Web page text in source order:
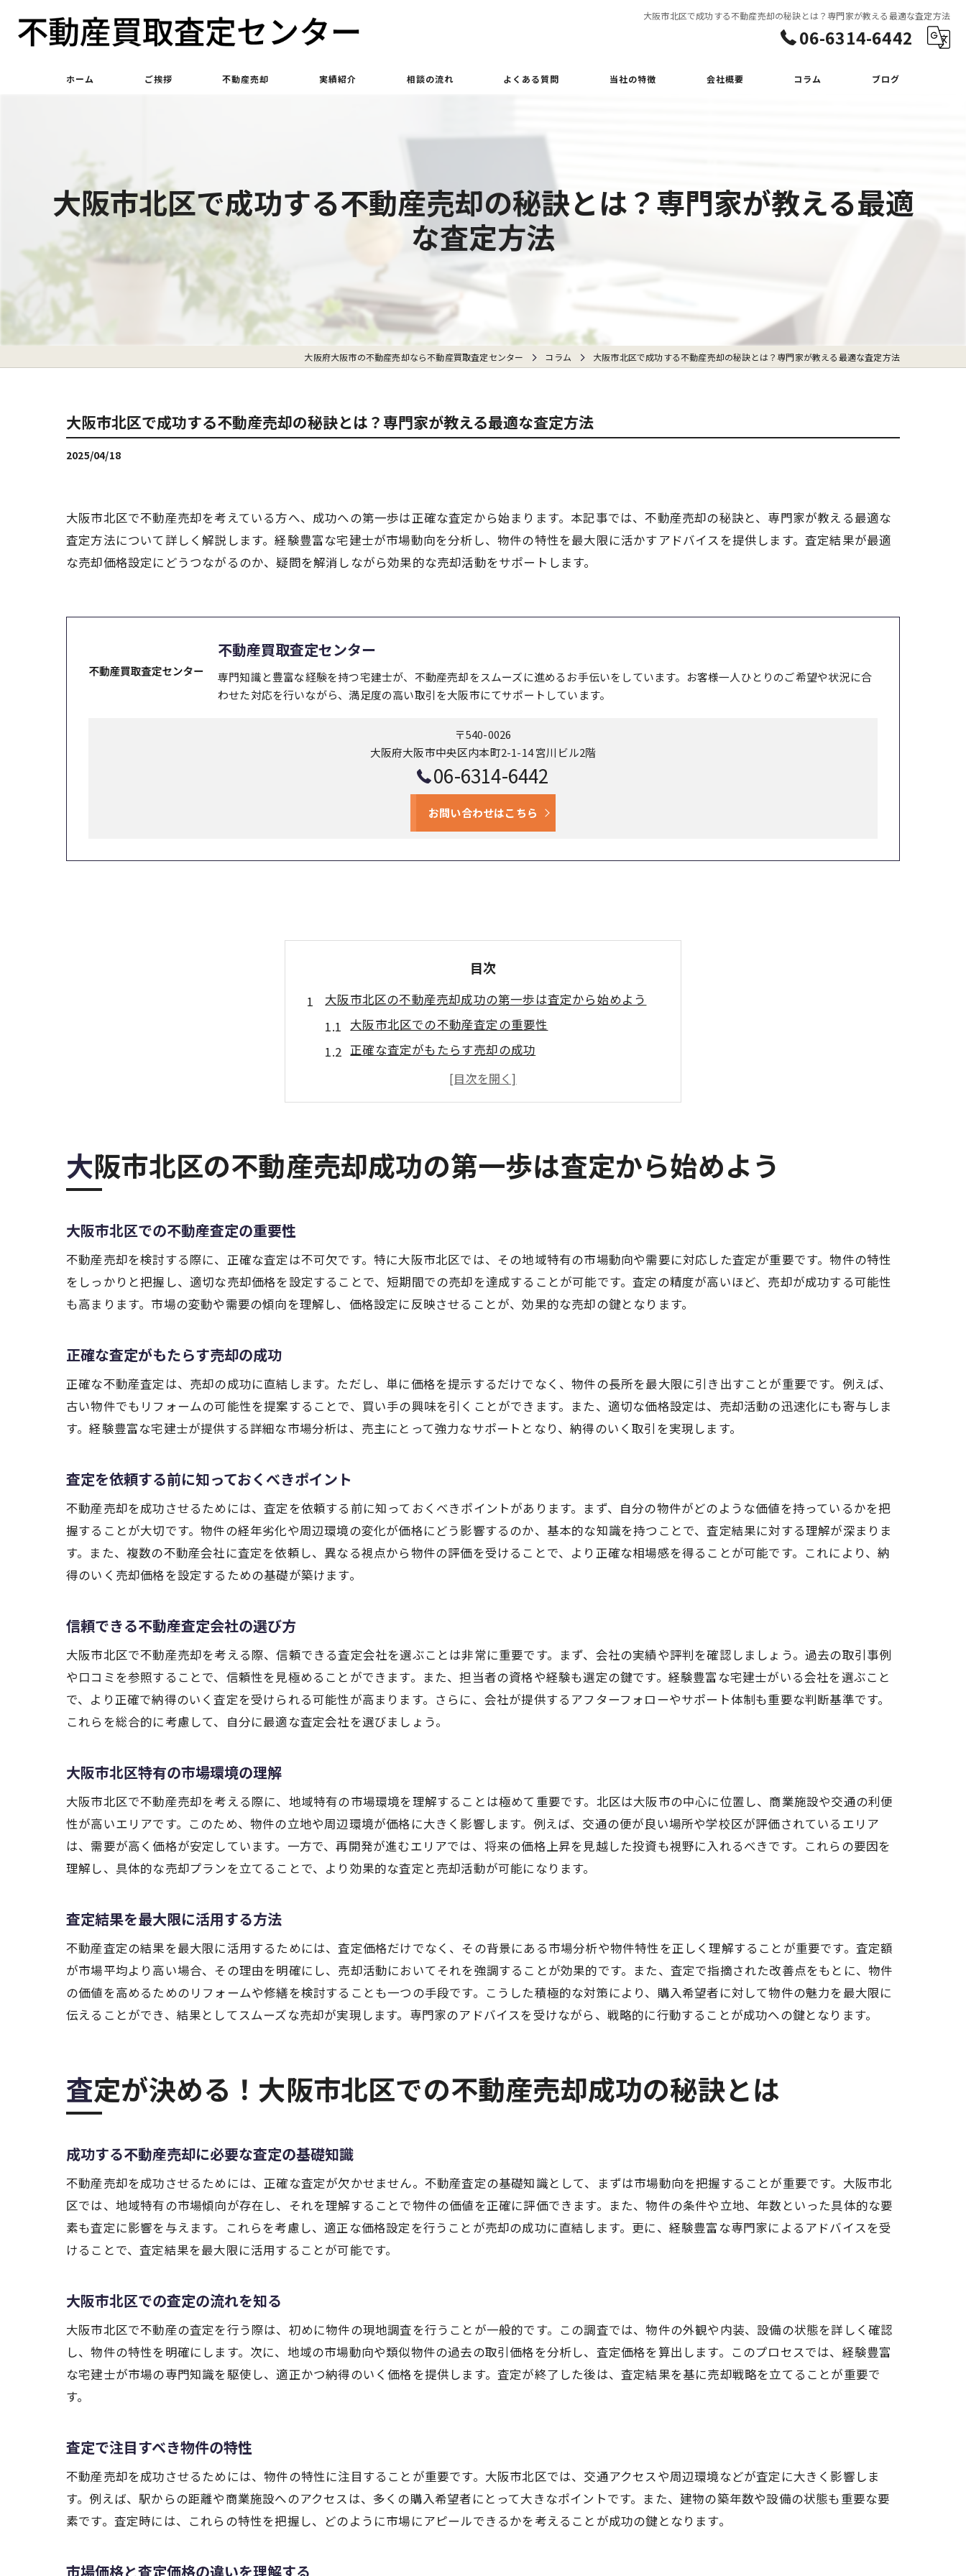
大阪市北区で成功する不動産売却の秘訣とは？専門家が教える最適な査定方法
06-6314-6442
ホーム ご挨拶 不動産売却 実績紹介 相談の流れ よくある質問 当社の特徴
土地
会社概要 コラム ブログ
大阪市北区で成功する不動産売却の秘訣とは？専門家が教える最適
な査定方法
大阪府大阪市の不動産売却なら不動産買取査定センター コラム 大阪市北区で成功する不動産売却の秘訣とは？専門家が教える最適な査定方法
大阪市北区で成功する不動産売却の秘訣とは？専門家が教える最適な査定方法
2025/04/18
大阪市北区で不動産売却を考えている方へ、成功への第一歩は正確な査定から始まります。本記事では、不動産売却の秘訣と、専門家が教える最適な
査定方法について詳しく解説します。経験豊富な宅建士が市場動向を分析し、物件の特性を最大限に活かすアドバイスを提供します。査定結果が最適
な売却価格設定にどうつながるのか、疑問を解消しながら効果的な売却活動をサポートします。
不動産買取査定センター
専門知識と豊富な経験を持つ宅建士が、不動産売却をスムーズに進めるお手伝いをしています。お客様一人ひとりのご希望や状況に合
わせた対応を行いながら、満足度の高い取引を大阪市にてサポートしています。
〒540-0026
大阪府大阪市中央区内本町2-1-14 宮川ビル2階
06-6314-6442
お問い合わせはこちら
目次
大阪市北区の不動産売却成功の第一歩は査定から始めよう
大阪市北区での不動産査定の重要性
正確な査定がもたらす売却の成功
査定を依頼する前に知っておくべきポイント
信頼できる不動産査定会社の選び方
査定結果を最大限に活用する方法
査定が決める！大阪市北区での不動産売却成功の秘訣とは
査定で注目すべき物件の特性
市場価格と査定価格の違いを理解する
査定結果を活かした売却戦略の立て方
大阪市北区の最新不動産市場動向
過去の市場データが教える売却のタイミング
地域特性が不動産売却に与える影響
査定を通じて市場の未来を読む
宅建士が教える大阪市北区不動産売却の査定ポイント
大阪市北区での宅建士の役割と責任
プロが教える正確な査定のためのポイント
宅建士が注目する付加価値の要素
査定後の具体的なアクションプラン
大阪市北区での不動産売却査定の流れと成功へのステップ
査定プロセスの全体像を把握する
市場分析の手法と査定への反映
査定結果の解釈と対策
売却活動への具体的な連携方法
査定を活かした大阪市北区不動産売却の効果的な進め方
大阪市北区での販売促進活動のポイント
購入希望者への魅力的なプレゼンテーション
交渉術を活かした契約締結までの流れ
物件特性を活かした査定の基準
リフォームや修繕のタイミングと効果
地域資産を引き立てる査定の視点
潜在価値を引き出す査定アプローチ
効果的なプロモーション戦略の構築
大阪市北区での査定が導く不動産売却の最適価格設定
査定が決定する売却価格の重要性
売主の利益を最大化する価格設定
競合との差別化を図る価格戦略
査定結果を基にした価格再調整のタイミング
大阪市北区の不動産売却成功の第一歩は査定から始めよう
大阪市北区での不動産査定の重要性
不動産売却を検討する際に、正確な査定は不可欠です。特に大阪市北区では、その地域特有の市場動向や需要に対応した査定が重要です。物件の特性
をしっかりと把握し、適切な売却価格を設定することで、短期間での売却を達成することが可能です。査定の精度が高いほど、売却が成功する可能性
も高まります。市場の変動や需要の傾向を理解し、価格設定に反映させることが、効果的な売却の鍵となります。
正確な査定がもたらす売却の成功
正確な不動産査定は、売却の成功に直結します。ただし、単に価格を提示するだけでなく、物件の長所を最大限に引き出すことが重要です。例えば、
古い物件でもリフォームの可能性を提案することで、買い手の興味を引くことができます。また、適切な価格設定は、売却活動の迅速化にも寄与しま
す。経験豊富な宅建士が提供する詳細な市場分析は、売主にとって強力なサポートとなり、納得のいく取引を実現します。
査定を依頼する前に知っておくべきポイント
不動産売却を成功させるためには、査定を依頼する前に知っておくべきポイントがあります。まず、自分の物件がどのような価値を持っているかを把
握することが大切です。物件の経年劣化や周辺環境の変化が価格にどう影響するのか、基本的な知識を持つことで、査定結果に対する理解が深まりま
す。また、複数の不動産会社に査定を依頼し、異なる視点から物件の評価を受けることで、より正確な相場感を得ることが可能です。これにより、納
得のいく売却価格を設定するための基礎が築けます。
信頼できる不動産査定会社の選び方
大阪市北区で不動産売却を考える際、信頼できる査定会社を選ぶことは非常に重要です。まず、会社の実績や評判を確認しましょう。過去の取引事例
や口コミを参照することで、信頼性を見極めることができます。また、担当者の資格や経験も選定の鍵です。経験豊富な宅建士がいる会社を選ぶこと
で、より正確で納得のいく査定を受けられる可能性が高まります。さらに、会社が提供するアフターフォローやサポート体制も重要な判断基準です。
これらを総合的に考慮して、自分に最適な査定会社を選びましょう。
大阪市北区特有の市場環境の理解
大阪市北区で不動産売却を考える際に、地域特有の市場環境を理解することは極めて重要です。北区は大阪市の中心に位置し、商業施設や交通の利便
性が高いエリアです。このため、物件の立地や周辺環境が価格に大きく影響します。例えば、交通の便が良い場所や学校区が評価されているエリア
は、需要が高く価格が安定しています。一方で、再開発が進むエリアでは、将来の価格上昇を見越した投資も視野に入れるべきです。これらの要因を
理解し、具体的な売却プランを立てることで、より効果的な査定と売却活動が可能になります。
査定結果を最大限に活用する方法
不動産査定の結果を最大限に活用するためには、査定価格だけでなく、その背景にある市場分析や物件特性を正しく理解することが重要です。査定額
が市場平均より高い場合、その理由を明確にし、売却活動においてそれを強調することが効果的です。また、査定で指摘された改善点をもとに、物件
の価値を高めるためのリフォームや修繕を検討することも一つの手段です。こうした積極的な対策により、購入希望者に対して物件の魅力を最大限に
伝えることができ、結果としてスムーズな売却が実現します。専門家のアドバイスを受けながら、戦略的に行動することが成功への鍵となります。
査定が決める！大阪市北区での不動産売却成功の秘訣とは
成功する不動産売却に必要な査定の基礎知識
不動産売却を成功させるためには、正確な査定が欠かせません。不動産査定の基礎知識として、まずは市場動向を把握することが重要です。大阪市北
区では、地域特有の市場傾向が存在し、それを理解することで物件の価値を正確に評価できます。また、物件の条件や立地、年数といった具体的な要
素も査定に影響を与えます。これらを考慮し、適正な価格設定を行うことが売却の成功に直結します。更に、経験豊富な専門家によるアドバイスを受
けることで、査定結果を最大限に活用することが可能です。
大阪市北区での査定の流れを知る
大阪市北区で不動産の査定を行う際は、初めに物件の現地調査を行うことが一般的です。この調査では、物件の外観や内装、設備の状態を詳しく確認
し、物件の特性を明確にします。次に、地域の市場動向や類似物件の過去の取引価格を分析し、査定価格を算出します。このプロセスでは、経験豊富
な宅建士が市場の専門知識を駆使し、適正かつ納得のいく価格を提供します。査定が終了した後は、査定結果を基に売却戦略を立てることが重要で
す。
査定で注目すべき物件の特性
不動産売却を成功させるためには、物件の特性に注目することが重要です。大阪市北区では、交通アクセスや周辺環境などが査定に大きく影響しま
す。例えば、駅からの距離や商業施設へのアクセスは、多くの購入希望者にとって大きなポイントです。また、建物の築年数や設備の状態も重要な要
素です。査定時には、これらの特性を把握し、どのように市場にアピールできるかを考えることが成功の鍵となります。
市場価格と査定価格の違いを理解する